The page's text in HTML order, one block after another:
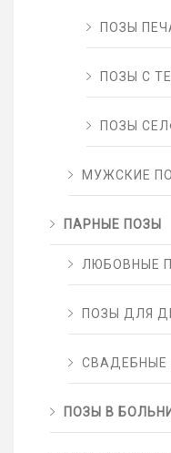
ПОЗЫ
ПОЗЫ С
ПОЗЫ
МУЖСКИЕ
ПАРНЫЕ ПОЗЫ
ЛЮБОВНЫЕ
ПОЗЫ ДЛЯ
СВАДЕБНЫЕ
ПОЗЫ В